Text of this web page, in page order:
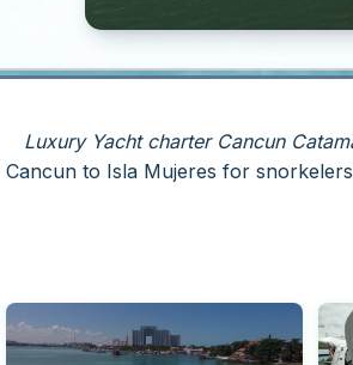
Luxury Yacht charter Cancun
Cancun to Isla Mujeres for